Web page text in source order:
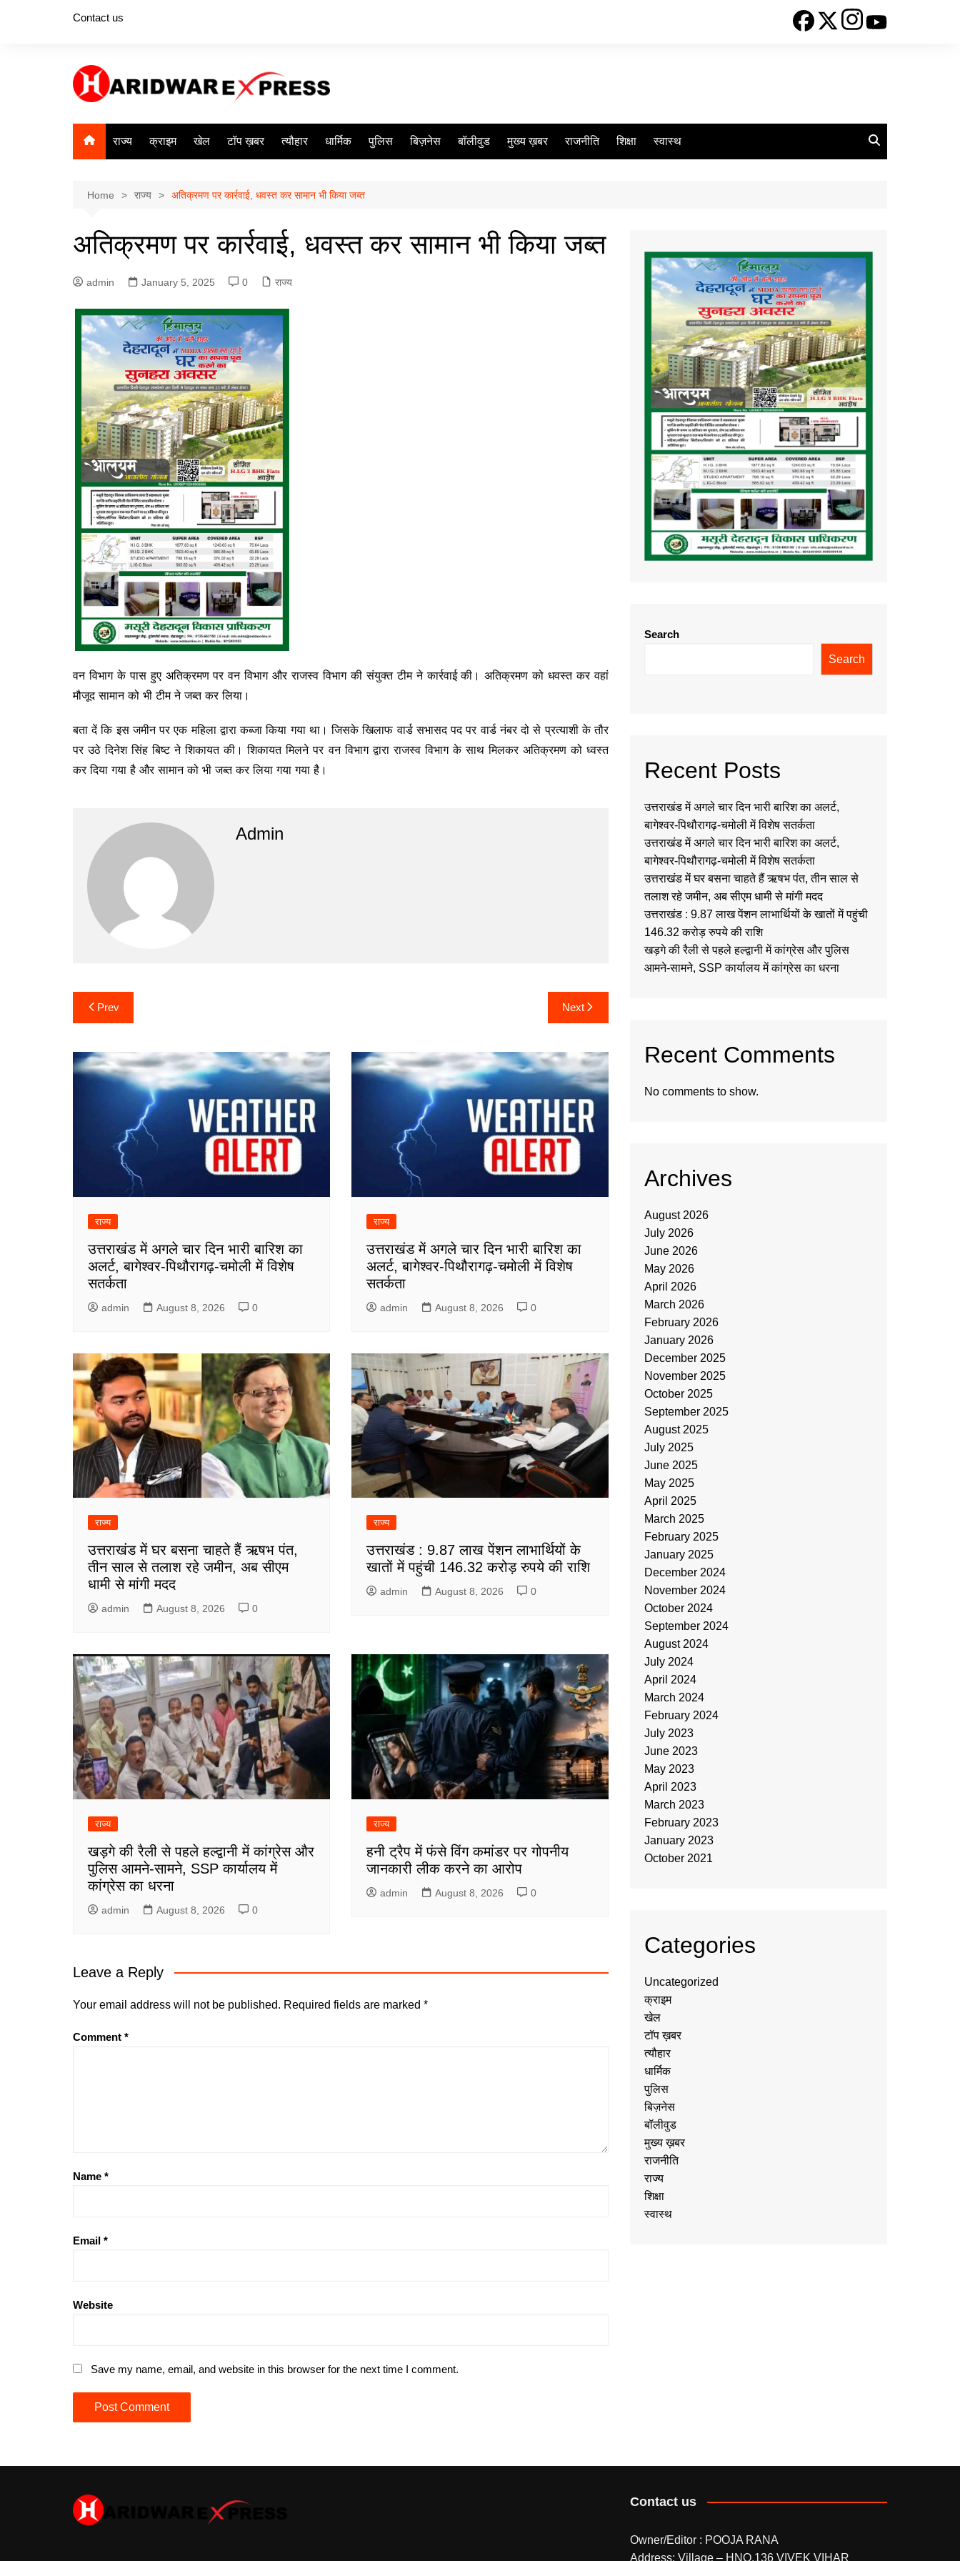
Contact us
राज्य क्राइम खेल टॉप ख़बर त्यौहार धार्मिक पुलिस बिज़नेस बॉलीवुड मुख्य ख़बर राजनीति शिक्षा स्वास्थ
Home राज्य अतिक्रमण पर कार्रवाई, धवस्त कर सामान भी किया जब्त
अतिक्रमण पर कार्रवाई, धवस्त कर सामान भी किया जब्त
admin January 5, 2025 0 राज्य
वन विभाग के पास हुए अतिक्रमण पर वन विभाग और राजस्व विभाग की संयुक्त टीम ने कार्रवाई की। अतिक्रमण को धवस्त कर वहां
मौजूद सामान को भी टीम ने जब्त कर लिया।
बता दें कि इस जमीन पर एक महिला द्वारा कब्जा किया गया था। जिसके खिलाफ वार्ड सभासद पद पर वार्ड नंबर दो से प्रत्याशी के तौर
पर उठे दिनेश सिंह बिष्ट ने शिकायत की। शिकायत मिलने पर वन विभाग द्वारा राजस्व विभाग के साथ मिलकर अतिक्रमण को ध्वस्त
कर दिया गया है और सामान को भी जब्त कर लिया गया गया है।
Admin
Post
navigation
Prev Next
राज्य
उत्तराखंड में अगले चार दिन भारी बारिश का
अलर्ट, बागेश्वर-पिथौरागढ़-चमोली में विशेष
सतर्कता
admin August 8, 2026 0
राज्य
उत्तराखंड में अगले चार दिन भारी बारिश का
अलर्ट, बागेश्वर-पिथौरागढ़-चमोली में विशेष
सतर्कता
admin August 8, 2026 0
राज्य
उत्तराखंड में घर बसना चाहते हैं ऋषभ पंत,
तीन साल से तलाश रहे जमीन, अब सीएम
धामी से मांगी मदद
admin August 8, 2026 0
राज्य
उत्तराखंड : 9.87 लाख पेंशन लाभार्थियों के
खातों में पहुंची 146.32 करोड़ रुपये की राशि
admin August 8, 2026 0
राज्य
खड़गे की रैली से पहले हल्द्वानी में कांग्रेस और
पुलिस आमने-सामने, SSP कार्यालय में
कांग्रेस का धरना
admin August 8, 2026 0
राज्य
हनी ट्रैप में फंसे विंग कमांडर पर गोपनीय
जानकारी लीक करने का आरोप
admin August 8, 2026 0
Leave a Reply
Your email address will not be published. Required fields are marked *
Comment *
Name *
Email *
Website
Save my name, email, and website in this browser for the next time I comment.
Search
Search
Recent Posts
उत्तराखंड में अगले चार दिन भारी बारिश का अलर्ट,
बागेश्वर-पिथौरागढ़-चमोली में विशेष सतर्कता
उत्तराखंड में अगले चार दिन भारी बारिश का अलर्ट,
बागेश्वर-पिथौरागढ़-चमोली में विशेष सतर्कता
उत्तराखंड में घर बसना चाहते हैं ऋषभ पंत, तीन साल से
तलाश रहे जमीन, अब सीएम धामी से मांगी मदद
उत्तराखंड : 9.87 लाख पेंशन लाभार्थियों के खातों में पहुंची
146.32 करोड़ रुपये की राशि
खड़गे की रैली से पहले हल्द्वानी में कांग्रेस और पुलिस
आमने-सामने, SSP कार्यालय में कांग्रेस का धरना
Recent Comments
No comments to show.
Archives
August 2026
July 2026
June 2026
May 2026
April 2026
March 2026
February 2026
January 2026
December 2025
November 2025
October 2025
September 2025
August 2025
July 2025
June 2025
May 2025
April 2025
March 2025
February 2025
January 2025
December 2024
November 2024
October 2024
September 2024
August 2024
July 2024
April 2024
March 2024
February 2024
July 2023
June 2023
May 2023
April 2023
March 2023
February 2023
January 2023
October 2021
Categories
Uncategorized
क्राइम
खेल
टॉप ख़बर
त्यौहार
धार्मिक
पुलिस
बिज़नेस
बॉलीवुड
मुख्य ख़बर
राजनीति
राज्य
शिक्षा
स्वास्थ
Contact us
Owner/Editor : POOJA RANA
Address: Village – HNO.136 VIVEK VIHAR